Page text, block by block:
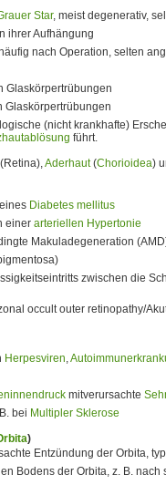
Star, meist degenerativ,
ihrer Aufhängung
nach Operation, selten
Glaskörpertrübungen
Glaskörpertrübungen
(nicht krankhafte)
führt.
Aderhaut(Chorioidea)
Diabetes mellitus
einer arteriellen Hypertonie
Makuladegeneration
zwischen die
occult outer retinopathy/
Herpesviren,
mitverursachte
bei Multipler Sklerose
)
Entzündung der Orbita,
Bodens der Orbita, z. B. nach